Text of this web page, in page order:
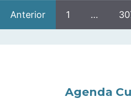
Anterior 1 …
Agenda